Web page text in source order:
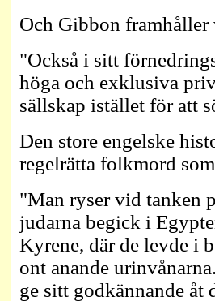
Och Gibbon framhåller
"Också i sitt
höga och exklusiva
sällskap istället för att
Den store engelske
regelrätta folkmord
"Man ryser vid tanken
judarna begick i
Kyrene, där de levde i
ont anande
ge sitt godkännande åt